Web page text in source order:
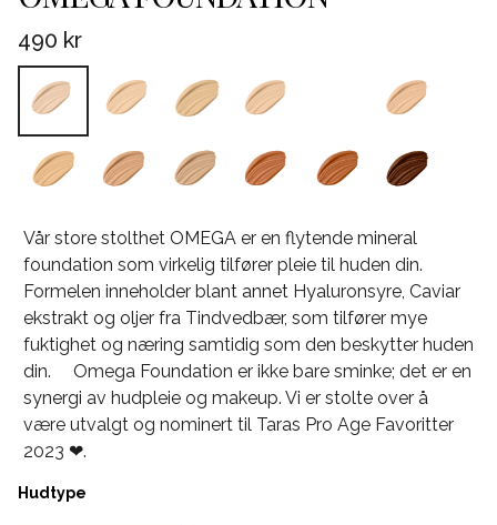
490 kr
Vår store stolthet OMEGA er en flytende mineral
foundation som virkelig tilfører pleie til huden din.
Formelen inneholder blant annet Hyaluronsyre, Caviar
ekstrakt og oljer fra Tindvedbær, som tilfører mye
fuktighet og næring samtidig som den beskytter huden
din. Omega Foundation er ikke bare sminke; det er en
synergi av hudpleie og makeup. Vi er stolte over å
være utvalgt og nominert til Taras Pro Age Favoritter
2023 ❤.
Hudtype